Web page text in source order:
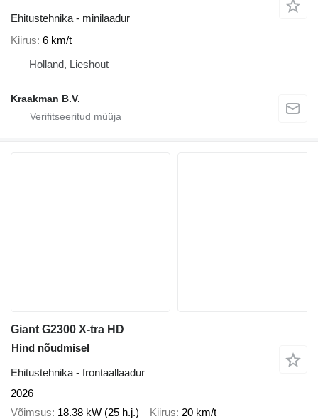
Ehitustehnika - minilaadur
Kiirus 6 km/t
Holland, Lieshout
Kraakman B.V.
Giant G2300 X-tra HD
Hind nõudmisel
Ehitustehnika - frontaallaadur
2026
Võimsus 18.38 kW (25 h.j.) Kiirus 20 km/t